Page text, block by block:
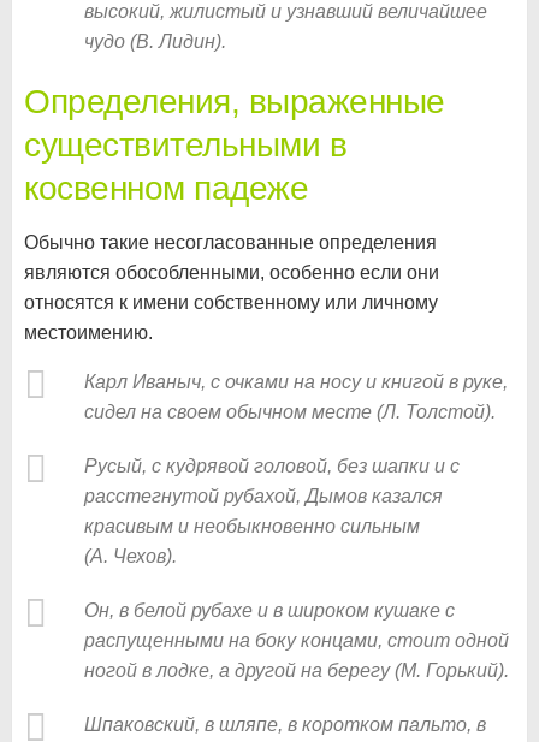
высокий, жилистый и узнавший величайшее
чудо (В. Лидин).
Определения, выраженные
существительными в
косвенном падеже
Обычно такие несогласованные определения
являются обособленными, особенно если они
относятся к имени собственному или личному
местоимению.
Карл Иваныч, с очками на носу и книгой в руке,
сидел на своем обычном месте (Л. Толстой).
Русый, с кудрявой головой, без шапки и с
расстегнутой рубахой, Дымов казался
красивым и необыкновенно сильным
(А. Чехов).
Он, в белой рубахе и в широком кушаке с
распущенными на боку концами, стоит одной
ногой в лодке, а другой на берегу (М. Горький).
Шпаковский, в шляпе, в коротком пальто, в